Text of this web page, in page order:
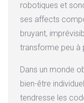
robotiques et
ses affects
bruyant,
transforme peu à
Dans un monde
bien-être
tendresse les